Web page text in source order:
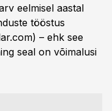
eelmisel aastal
tööstus
– ehk see
seal on võimalusi